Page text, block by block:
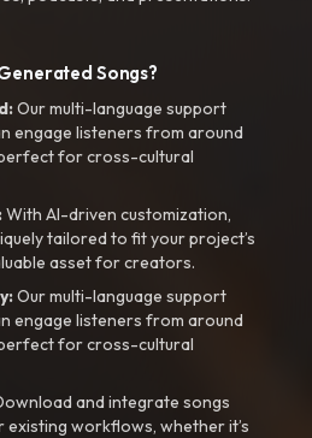
Songs?
Our multi-language support
engage listeners from around
for cross-cultural
With AI-driven customization,
tailored to fit your project’s
asset for creators.
Our multi-language support
engage listeners from around
for cross-cultural
and integrate songs
workflows, whether it’s